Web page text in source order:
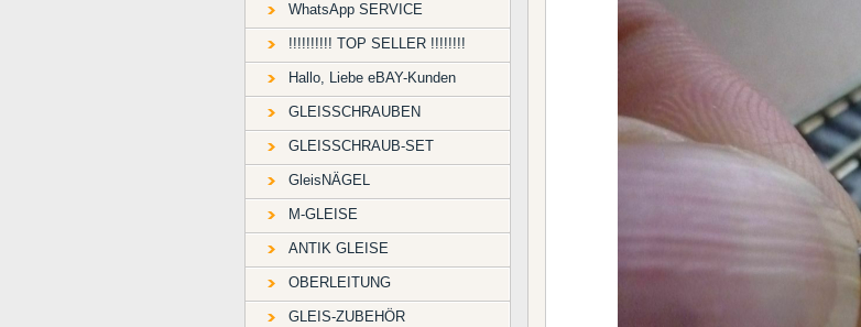
WhatsApp SERVICE
!!!!!!!!!! TOP SELLER !!!!!!!!
Hallo, Liebe eBAY-Kunden
GLEISSCHRAUBEN
GLEISSCHRAUB-SET
GleisNÄGEL
M-GLEISE
ANTIK GLEISE
OBERLEITUNG
GLEIS-ZUBEHÖR